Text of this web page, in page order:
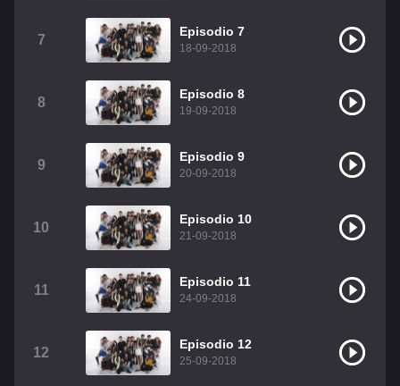
Christian Chavez
Dulce María
RBD Como Assistir Legendado
7
Episodio 7
18-09-2018
8
Episodio 8
19-09-2018
9
Episodio 9
20-09-2018
10
Episodio 10
21-09-2018
11
Episodio 11
24-09-2018
12
Episodio 12
25-09-2018